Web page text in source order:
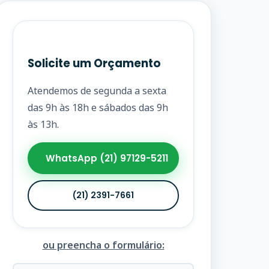
Solicite um Orçamento
Atendemos de segunda a sexta
das 9h às 18h e sábados das 9h
às 13h.
WhatsApp (21) 97129-5211
(21) 2391-7661
ou preencha o formulário: